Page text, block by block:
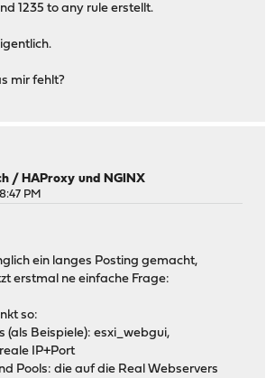
1235 to any rule erstellt.
mir fehlt?
/ HAProxy und NGINX
PM
ein langes Posting gemacht,
erstmal ne einfache Frage:
so:
(als Beispiele): esxi_webgui,
IP+Port
Pools: die auf die Real Webservers